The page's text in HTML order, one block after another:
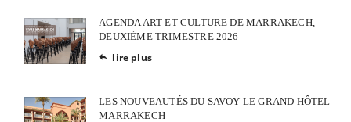
AGENDA ART ET CULTURE DE MARRAKECH,
DEUXIÈME TRIMESTRE 2026
 lire plus
LES NOUVEAUTÉS DU SAVOY LE GRAND HÔTEL
MARRAKECH